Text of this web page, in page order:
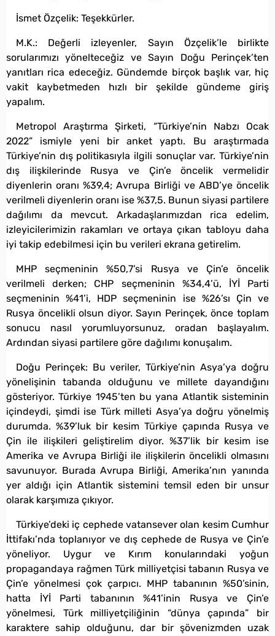
İsmet Özçelik: Teşekkürler.
M.K.: Değerli izleyenler, Sayın Özçelik’le birlikte
sorularımızı yönelteceğiz ve Sayın Doğu Perinçek’ten
yanıtları rica edeceğiz. Gündemde birçok başlık var, hiç
vakit kaybetmeden hızlı bir şekilde gündeme giriş
yapalım.
Metropol Araştırma Şirketi, “Türkiye’nin Nabzı Ocak
2022” ismiyle yeni bir anket yaptı. Bu araştırmada
Türkiye’nin dış politikasıyla ilgili sonuçlar var. Türkiye’nin
dış ilişkilerinde Rusya ve Çin’e öncelik vermelidir
diyenlerin oranı %39,4; Avrupa Birliği ve ABD’ye öncelik
verilmeli diyenlerin oranı ise %37,5. Bunun siyasi partilere
dağılımı da mevcut. Arkadaşlarımızdan rica edelim,
izleyicilerimizin rakamları ve ortaya çıkan tabloyu daha
iyi takip edebilmesi için bu verileri ekrana getirelim.
MHP seçmeninin %50,7’si Rusya ve Çin’e öncelik
verilmeli derken; CHP seçmeninin %34,4’ü, İYİ Parti
seçmeninin %41’i, HDP seçmeninin ise %26’sı Çin ve
Rusya öncelikli olsun diyor. Sayın Perinçek, önce toplam
sonucu nasıl yorumluyorsunuz, oradan başlayalım.
Ardından siyasi partilere göre dağılımı konuşalım.
Doğu Perinçek: Bu veriler, Türkiye’nin Asya’ya doğru
yönelişinin tabanda olduğunu ve millete dayandığını
gösteriyor. Türkiye 1945’ten bu yana Atlantik sisteminin
içindeydi, şimdi ise Türk milleti Asya’ya doğru yönelmiş
durumda. %39’luk bir kesim Türkiye çapında Rusya ve
Çin ile ilişkileri geliştirelim diyor. %37’lik bir kesim ise
Amerika ve Avrupa Birliği ile ilişkilerin öncelikli olmasını
savunuyor. Burada Avrupa Birliği, Amerika’nın yanında
yer aldığı için Atlantik sistemini temsil eden bir unsur
olarak karşımıza çıkıyor.
Türkiye’deki iç cephede vatansever olan kesim Cumhur
İttifakı’nda toplanıyor ve dış cephede de Rusya ve Çin’e
yöneliyor. Uygur ve Kırım konularındaki yoğun
propagandaya rağmen Türk milliyetçisi tabanın Rusya ve
Çin’e yönelmesi çok çarpıcı. MHP tabanının %50’sinin,
hatta İYİ Parti tabanının %41’inin Rusya ve Çin’e
yönelmesi, Türk milliyetçiliğinin “dünya çapında” bir
karaktere sahip olduğunu, dar bir şövenizmden uzak